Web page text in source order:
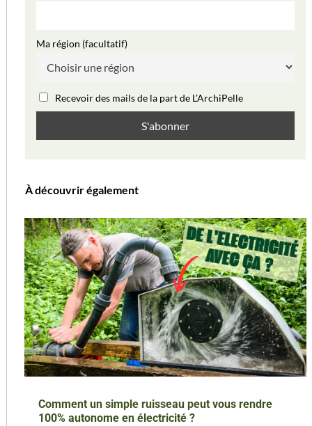
Ma région (facultatif)
Recevoir des mails de la part de L’ArchiPelle
À découvrir également
Comment un simple ruisseau peut vous rendre
100% autonome en électricité ?